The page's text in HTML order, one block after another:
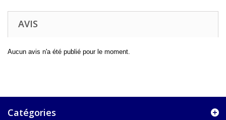
AVIS
Aucun avis n'a été publié pour le moment.
Catégories